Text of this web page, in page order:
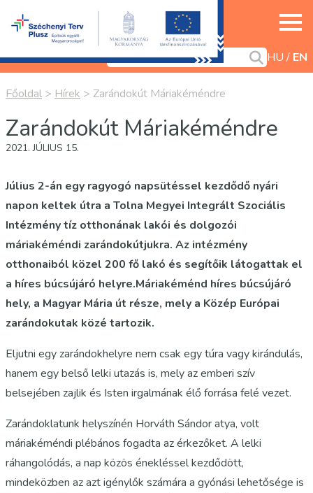
HU EN
Főoldal > Hírek > Zarándokút Máriakéméndre
Zarándokút Máriakéméndre
2021. JÚLIUS 15.
Július 2-án egy ragyogó napsütéssel kezdődő nyári
napon keltek útra a Tolna Megyei Integrált Szociális
Intézmény tíz otthonának lakói és dolgozói
máriakéméndi zarándokútjukra. Az intézmény
otthonaiból közel 200 fő lakó és segítőik látogattak el
a híres búcsújáró helyre.Máriakéménd híres búcsújáró
hely, a Magyar Mária út része, mely a Közép Európai
zarándokutak közé tartozik.
Eljutni egy zarándokhelyre nem csak egy túra vagy kirándulás,
hanem egy belső lelki utazás is, mely az emberi szív
belsejében zajlik és Isten irgalmának élő forrása felé vezet.
Zarándoklatunk helyszínén Horváth Sándor atya, volt
máriakéméndi plébános fogadta az érkezőket. A lelki
ráhangolódás, a nap közös énekléssel kezdődött,
mindeközben az azt igénylők számára a gyónási lehetősége is